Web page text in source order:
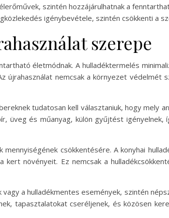
szintén hozzájárulhatnak a
igénybevétele, szintén csökkenti a
szerepe
életmódnak. A hulladéktermelés
nemcsak a környezet védelmét
tudatosan kell választaniuk, hogy mely
üveg és műanyag, külön gyűjtést igényelnek,
csökkentésére. A konyhai
növényeit. Ez nemcsak a
a hulladékmentes események, szintén
tapasztalatokat cseréljenek, és közösen